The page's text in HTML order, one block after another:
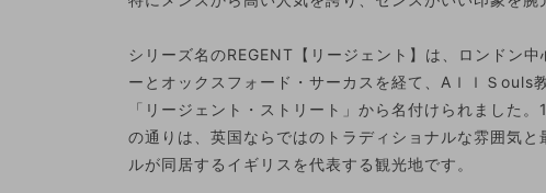
シリーズ名のREGENT【リージェント】は、ロンドン
ーとオックスフォード・サーカスを経て、AｌｌＳouls
「リージェント・ストリート」から名付けられました
の通りは、英国ならではのトラディショナルな雰囲気
ルが同居するイギリスを代表する観光地です。